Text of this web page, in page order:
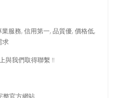
服務, 信用第一, 品質優, 價格低,
求
與我們取得聯繫 !!
整官方網站